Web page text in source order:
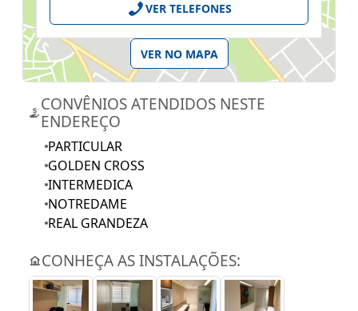
VER TELEFONES
VER NO MAPA
CONVÊNIOS ATENDIDOS NESTE
ENDEREÇO
PARTICULAR
GOLDEN CROSS
INTERMEDICA
NOTREDAME
REAL GRANDEZA
CONHEÇA AS INSTALAÇÕES: